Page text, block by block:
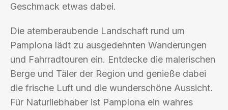
Geschmack etwas dabei.
Die atemberaubende Landschaft rund um
Pamplona lädt zu ausgedehnten Wanderungen
und Fahrradtouren ein. Entdecke die malerischen
Berge und Täler der Region und genieße dabei
die frische Luft und die wunderschöne Aussicht.
Für Naturliebhaber ist Pamplona ein wahres